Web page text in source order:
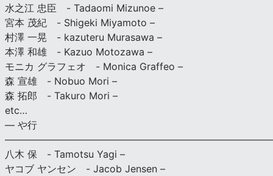
水之江 忠臣 - Tadaomi Mizunoe –
宮本 茂紀 - Shigeki Miyamoto –
村澤 一晃 - kazuteru Murasawa –
本澤 和雄 - Kazuo Motozawa –
モニカ グラフェオ - Monica Graffeo –
森 宣雄 - Nobuo Mori –
森 拓郎 - Takuro Mori –
etc…
— や行
八木 保 - Tamotsu Yagi –
ヤコブ ヤンセン - Jacob Jensen –